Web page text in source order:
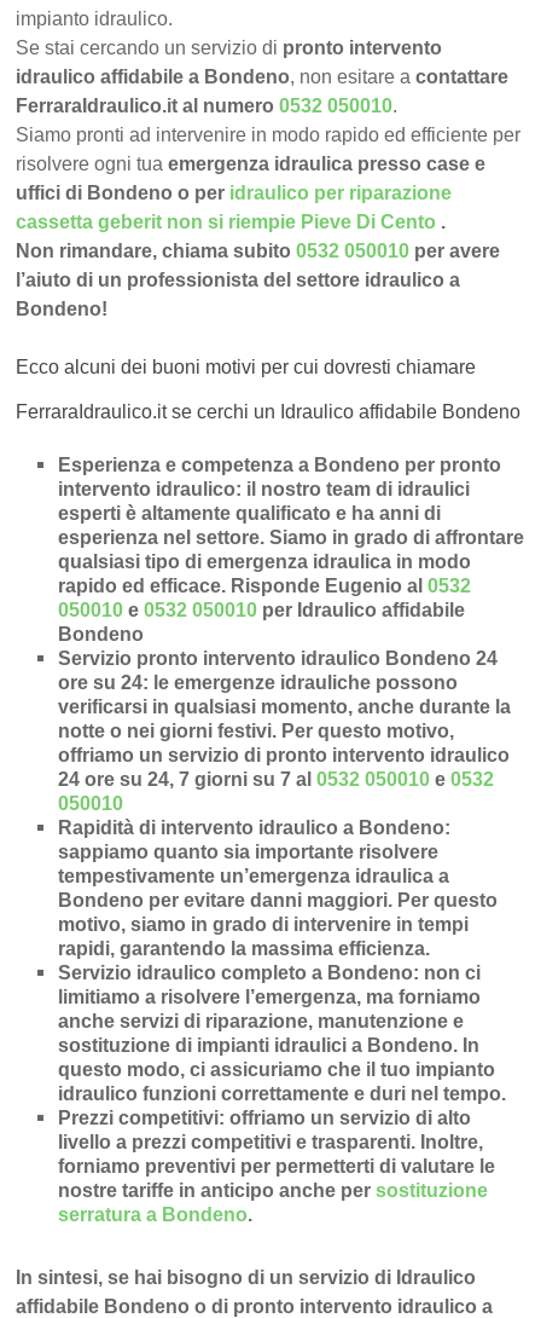
impianto idraulico.
Se stai cercando un servizio di pronto intervento
idraulico affidabile a Bondeno, non esitare acontattare
FerraraIdraulico.it al numero0532 050010.
Siamo pronti ad intervenire in modo rapido ed efficiente per
risolvere ogni tuaemergenza idraulica presso case e
uffici di Bondeno o per idraulico per riparazione
cassetta geberit non si riempie Pieve Di Cento .
Non rimandare, chiama subito0532 050010 per avere
l’aiuto di un professionista del settore idraulico a
Bondeno!
Ecco alcuni dei buoni motivi per cui dovresti chiamare
FerraraIdraulico.it se cerchi un Idraulico affidabile Bondeno
Esperienza e competenza a Bondeno per pronto
intervento idraulico: il nostro team di idraulici
esperti è altamente qualificato e ha anni di
esperienza nel settore. Siamo in grado di affrontare
qualsiasi tipo di emergenza idraulica in modo
rapido ed efficace. Risponde Eugenio al0532
050010 e0532 050010 per Idraulico affidabile
Bondeno
Servizio pronto intervento idraulico Bondeno 24
ore su 24: le emergenze idrauliche possono
verificarsi in qualsiasi momento, anche durante la
notte o nei giorni festivi. Per questo motivo,
offriamo un servizio di pronto intervento idraulico
24 ore su 24, 7 giorni su 7 al0532 050010 e0532
050010
Rapidità di intervento idraulico a Bondeno:
sappiamo quanto sia importante risolvere
tempestivamente un’emergenza idraulica a
Bondeno per evitare danni maggiori. Per questo
motivo, siamo in grado di intervenire intempi
rapidi, garantendo la massima efficienza.
Servizio idraulico completo a Bondeno: non ci
limitiamo a risolvere l’emergenza, ma forniamo
ancheservizi di riparazione, manutenzione e
sostituzione di impianti idraulici a Bondeno. In
questo modo, ci assicuriamo che il tuo impianto
idraulico funzioni correttamente e duri nel tempo.
Prezzi competitivi: offriamo unservizio di alto
livello a prezzi competitivi e trasparenti. Inoltre,
forniamo preventivi per permetterti di valutare le
nostre tariffe in anticipo anche persostituzione
serratura a Bondeno.
In sintesi, se hai bisogno di un servizio di Idraulico
affidabile Bondeno o di pronto intervento idraulico a